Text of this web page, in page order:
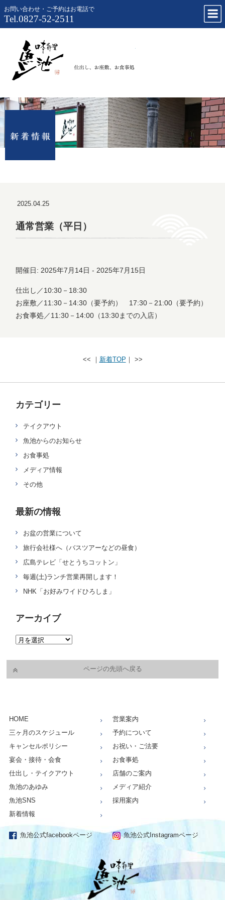
お問い合わせ・ご予約はお電話で
Tel.0827-52-2511
2025.04.25
通常営業（平日）
開催日: 2025年7月14日 - 2025年7月15日
仕出し／10:30－18:30
お座敷／11:30－14:30（要予約） 17:30－21:00（要予約）
お食事処／11:30－14:00（13:30までの入店）
<< ｜ 新着TOP ｜ >>
カテゴリー
テイクアウト
魚池からのお知らせ
お食事処
メディア情報
その他
最新の情報
お盆の営業について
旅行会社様へ（バスツアーなどの昼食）
広島テレビ「せとうちコットン」
毎週(土)ランチ営業再開します！
NHK「お好みワイドひろしま」
アーカイブ
ページの先頭へ戻る
HOME
営業案内
三ヶ月のスケジュール
予約について
キャンセルポリシー
お祝い・ご法要
宴会・接待・会食
お食事処
仕出し・テイクアウト
店舗のご案内
魚池のあゆみ
メディア紹介
魚池SNS
採用案内
新着情報
魚池公式facebookページ 魚池公式Instagramページ
仕出し、お